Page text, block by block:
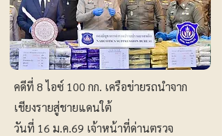
คดีที่ 8 ไอซ์ 100 กก. เครือข่ายรถนำจาก
เชียงรายสู่ชายแดนใต้
วันที่ 16 ม.ค.69 เจ้าหน้าที่ด่านตรวจ